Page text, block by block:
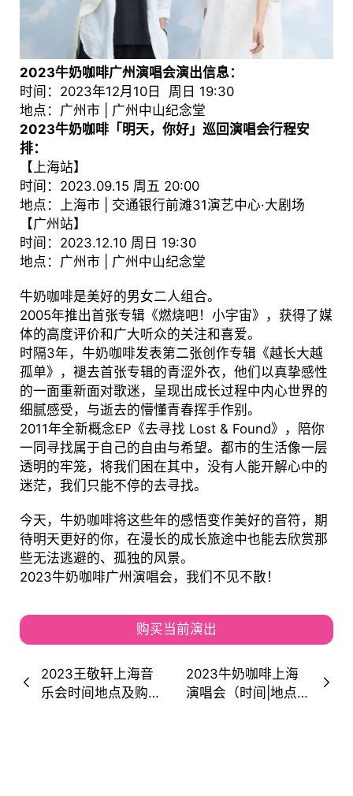
2023牛奶咖啡广州演唱会演出信息：
时间：2023年12月10日 周日 19:30
地点：广州市 | 广州中山纪念堂
2023牛奶咖啡「明天，你好」巡回演唱会行程安
排：
【上海站】
时间：2023.09.15 周五 20:00
地点：上海市 | 交通银行前滩31演艺中心·大剧场
【广州站】
时间：2023.12.10 周日 19:30
地点：广州市 | 广州中山纪念堂
牛奶咖啡是美好的男女二人组合。
2005年推出首张专辑《燃烧吧！小宇宙》，获得了媒
体的高度评价和广大听众的关注和喜爱。
时隔3年，牛奶咖啡发表第二张创作专辑《越长大越
孤单》，褪去首张专辑的青涩外衣，他们以真挚感性
的一面重新面对歌迷，呈现出成长过程中内心世界的
细腻感受，与逝去的懵懂青春挥手作别。
2011年全新概念EP《去寻找 Lost & Found》，陪你
一同寻找属于自己的自由与希望。都市的生活像一层
透明的牢笼，将我们困在其中，没有人能开解心中的
迷茫，我们只能不停的去寻找。
今天，牛奶咖啡将这些年的感悟变作美好的音符，期
待明天更好的你，在漫长的成长旅途中也能去欣赏那
些无法逃避的、孤独的风景。
2023牛奶咖啡广州演唱会，我们不见不散！
购买当前演出
2023王敬轩上海音
乐会时间地点及购票
2023牛奶咖啡上海
演唱会（时间|地点|